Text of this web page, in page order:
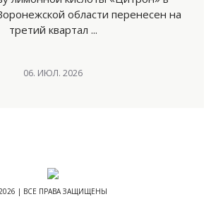
области перенесен на
третий квартал ...
06. ИЮЛ. 2026
| ВСЕ ПРАВА ЗАЩИЩЕНЫ